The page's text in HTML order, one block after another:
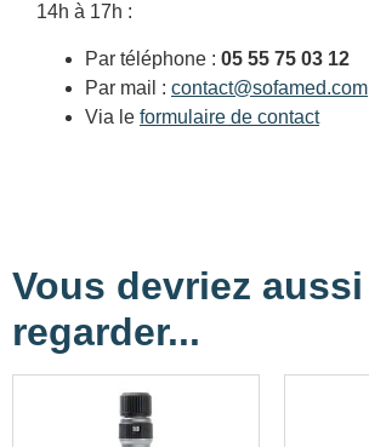
14h à 17h :
Par téléphone : 05 55 75 03 12
Par mail : contact@sofamed.com
Via le formulaire de contact
Vous devriez aussi
regarder...